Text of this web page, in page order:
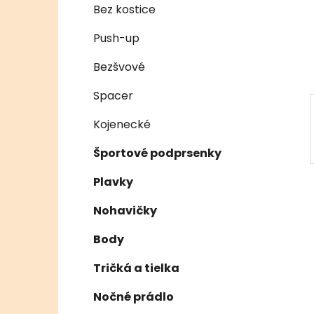
Bez kostice
Push-up
Bezšvové
Spacer
Kojenecké
Športové podprsenky
Plavky
Nohavičky
Body
Tričká a tielka
Nočné prádlo